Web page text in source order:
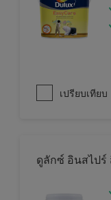
เปรียบเทียบ
ดูลักซ์ อินสไป